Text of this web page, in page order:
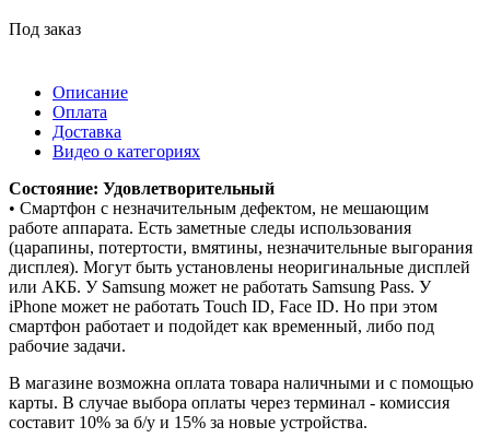
Под заказ
Описание
Оплата
Доставка
Видео о категориях
Состояние: Удовлетворительный
• Смартфон с незначительным дефектом, не мешающим
работе аппарата. Есть заметные следы использования
(царапины, потертости, вмятины, незначительные выгорания
дисплея). Могут быть установлены неоригинальные дисплей
или АКБ. У Samsung может не работать Samsung Pass. У
iPhone может не работать Touch ID, Face ID. Но при этом
смартфон работает и подойдет как временный, либо под
рабочие задачи.
В магазине возможна оплата товара наличными и с помощью
карты. В случае выбора оплаты через терминал - комиссия
составит 10% за б/у и 15% за новые устройства.